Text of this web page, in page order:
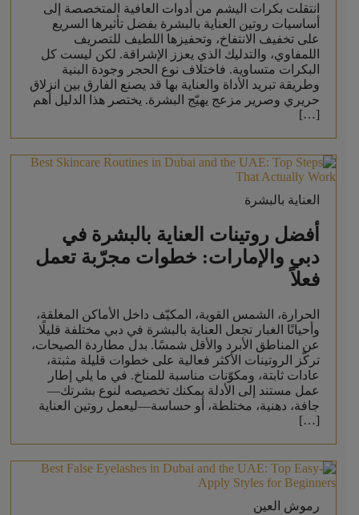
انتقلت بكرات اليشم من أدوات العافية المتخصصة إلى
أساسيات روتين العناية بالبشرة بفضل تأثيرها السريع
على تخفيف الانتفاخ، وتحفيزها اللطيف للتصريف
اللمفاوي، والتدليك الذي يعزز الإشراقة. لكن ليست كل
البكرات متساوية. فاختلاف نوع الحجر وجودة البنية
وطريقة تبريد الأداة والعناية بها قد يصنع الفارق بين انزلاق
حريري وصرير مزعج يهيّج البشرة. يختصر هذا الدليل أهم
[…]
العناية بالبشرة
أفضل روتينات العناية بالبشرة في
دبي والإمارات: خطوات مجرّبة تعمل
فعلاً
الحرارة، الشمس القوية، المكيّف داخل الأماكن المغلقة،
وأحيانًا الغبار تجعل العناية بالبشرة في دبي مختلفة قليلًا
عن المناطق الأبرد والأقل شمسًا. بدل مطاردة الصيحات،
تركّز الروتينات الأكثر فعالية على خطوات قليلة مثبتة،
عادات ثابتة، ومكوّنات مناسبة للمناخ. في ما يلي إطار
عمل مستند إلى الأدلة يمكنك تخصيصه لنوع بشرتك—
جافة، دهنية، مختلطة، أو حساسة—ليعمل روتين العناية
[…]
رموش العين